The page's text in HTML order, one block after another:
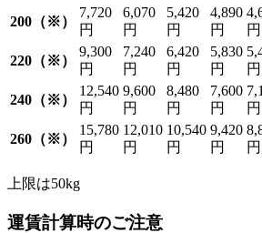
200（※）
7,720
円
6,070
円
5,420
円
4,890
円
円
220（※）
9,300
円
7,240
円
6,420
円
5,830
円
円
240（※）
12,540
円
9,600
円
8,480
円
7,600
円
円
260（※）
15,780
円
12,010
円
10,540
円
9,420
円
円
上限は50kg
運賃計算時のご注意